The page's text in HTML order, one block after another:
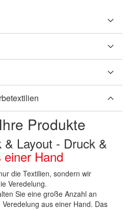
Produkte
& Layout - Druck &
Hand
die Textilien, sondern wir
Veredelung.
Sie eine große Anzahl an
aus einer Hand. Das